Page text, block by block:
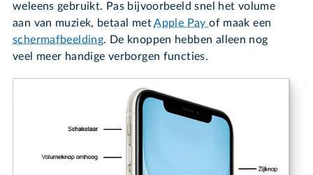
weleens gebruikt. Pas bijvoorbeeld snel het volume
aan van muziek, betaal metApple Payof maak een
schermafbeelding. De knoppen hebben alleen nog
veel meer handige verborgen functies.